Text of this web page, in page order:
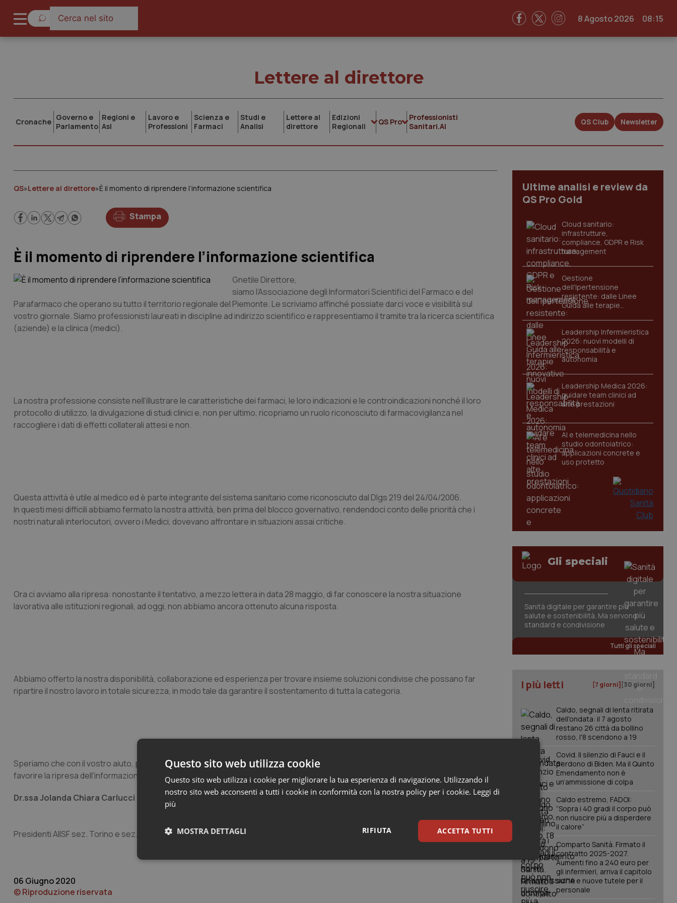
8 Agosto 2026 08:15
Lettere al direttore
Cronache Governo e
Parlamento
Regioni e
Asl
Lavoro e
Professioni
Scienza e
Farmaci
Studi e
Analisi
Lettere al
direttore
Edizioni
Regionali
QS Pro
Professionisti
Sanitari.AI
QS Club Newsletter
QS»Lettere al direttore»È il momento di riprendere l’informazione scientifica
Stampa
È il momento di riprendere l’informazione scientifica
Gnetile Direttore,
siamo l’Associazione degli Informatori Scientifici del Farmaco e del
Parafarmaco che operano su tutto il territorio regionale del Piemonte. Le scriviamo affinché possiate darci voce e visibilità sul
vostro giornale. Siamo professionisti laureati in discipline ad indirizzo scientifico e rappresentiamo il tramite tra la ricerca scientifica
(aziende) e la clinica (medici).
La nostra professione consiste nell’illustrare le caratteristiche dei farmaci, le loro indicazioni e le controindicazioni nonché il loro
protocollo di utilizzo, la divulgazione di studi clinici e, non per ultimo, ricopriamo un ruolo riconosciuto di farmacovigilanza nel
raccogliere i dati di effetti collaterali attesi e non.
Questa attività è utile al medico ed è parte integrante del sistema sanitario come riconosciuto dal Dlgs 219 del 24/04/2006.
In questi mesi difficili abbiamo fermato la nostra attività, ben prima del blocco governativo, rendendoci conto delle priorità che i
nostri naturali interlocutori, ovvero i Medici, dovevano affrontare in situazioni assai critiche.
Ora ci avviamo alla ripresa: nonostante il tentativo, a mezzo lettera in data 28 maggio, di far conoscere la nostra situazione
lavorativa alle istituzioni regionali, ad oggi, non abbiamo ancora ottenuto alcuna risposta.
Abbiamo offerto la nostra disponibilità, collaborazione ed esperienza per trovare insieme soluzioni condivise che possano far
ripartire il nostro lavoro in totale sicurezza, in modo tale da garantire il sostentamento di tutta la categoria.
Speriamo che con il vostro aiuto, pubblicando questa lettera, si possa stimolare la Regione Piemonte e le direzioni sanitarie a
favorire la ripresa dell'informazione scientifica su tutto il territorio regionale e in tutte le strutture sanitarie.
Dr.ssa Jolanda Chiara Carlucci e Dr. Michele Garofano
Presidenti AIISF sez. Torino e sez. Sud Piemonte
06 Giugno 2020
© Riproduzione riservata
Ultime analisi e review da
QS Pro Gold
Cloud sanitario:
infrastrutture,
compliance, GDPR e Risk
management
Gestione
dell'Ipertensione
resistente: dalle Linee
Guida alle terapie
innovative
Leadership Infermieristica
2026: nuovi modelli di
responsabilità e
autonomia
Leadership Medica 2026:
guidare team clinici ad
alte prestazioni
AI e telemedicina nello
studio odontoiatrico:
applicazioni concrete e
uso protetto
Gli speciali
Sanità digitale per garantire più
salute e sostenibilità. Ma servono
standard e condivisione
Tutti gli speciali
I più letti [7 giorni] [30 giorni]
Caldo, segnali di lenta ritirata
dell'ondata: il 7 agosto
restano 26 città da bollino
rosso, l'8 scendono a 19
Covid. Il silenzio di Fauci e il
perdono di Biden. Ma il Quinto
Emendamento non è
un’ammissione di colpa
Caldo estremo, FADOI:
“Sopra i 40 gradi il corpo può
non riuscire più a disperdere
il calore”
Comparto Sanità. Firmato il
contratto 2025-2027.
Aumenti fino a 240 euro per
gli infermieri, arriva il capitolo
sull'IA e nuove tutele per il
personale
Questo sito web utilizza cookie
Questo sito web utilizza i cookie per migliorare la tua esperienza di navigazione. Utilizzando il
nostro sito web acconsenti a tutti i cookie in conformità con la nostra policy per i cookie. Leggi di
più
ACCETTA TUTTI
RIFIUTA
MOSTRA DETTAGLI
Necessari Statistici Marketing